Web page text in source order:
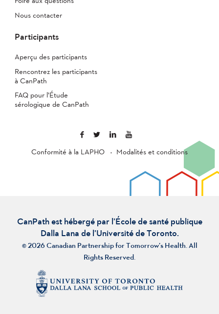
Nous contacter
Participants
Aperçu des participants
Rencontrez les participants
à CanPath
FAQ pour l’Étude
sérologique de CanPath
Conformité à la LAPHO Modalités et conditions
CanPath est hébergé par l’École de santé publique
Dalla Lana de l’Université de Toronto.
© 2026 Canadian Partnership for Tomorrow’s Health. All
Rights Reserved.